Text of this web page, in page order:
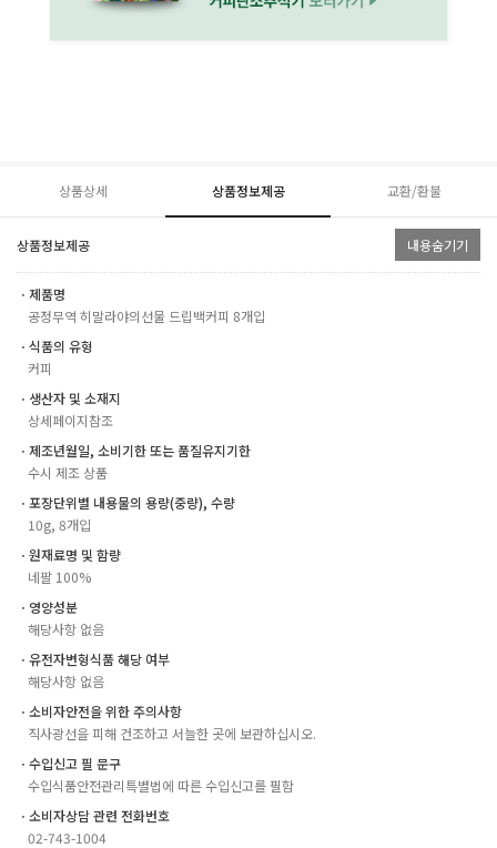
상품상세 상품정보제공 교환/환불
상품정보제공 내용숨기기
ㆍ제품명
공정무역 히말라야의선물 드립백커피 8개입
ㆍ식품의 유형
커피
ㆍ생산자 및 소재지
상세페이지참조
ㆍ제조년월일, 소비기한 또는 품질유지기한
수시 제조 상품
ㆍ포장단위별 내용물의 용량(중량), 수량
10g, 8개입
ㆍ원재료명 및 함량
네팔 100%
ㆍ영양성분
해당사항 없음
ㆍ유전자변형식품 해당 여부
해당사항 없음
ㆍ소비자안전을 위한 주의사항
직사광선을 피해 건조하고 서늘한 곳에 보관하십시오.
ㆍ수입신고 필 문구
수입식품안전관리특별법에 따른 수입신고를 필함
ㆍ소비자상담 관련 전화번호
02-743-1004